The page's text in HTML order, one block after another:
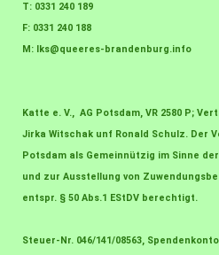
T: 0331 240 189
F: 0331 240 188
M:
lks@queeres-brandenburg.info
Katte e. V., AG Potsdam, VR 2580 P;
Jirka Witschak unf Ronald Schulz. Der
Potsdam als Gemeinnützig im Sinne
und zur Ausstellung von
entspr. § 50 Abs.1 EStDV berechtigt.
Steuer-Nr. 046/141/08563,